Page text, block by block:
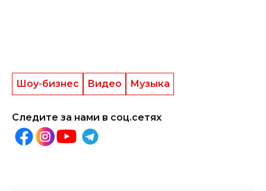
Шоу-бизнес Видео Музыка
Следите за нами в соц.сетях